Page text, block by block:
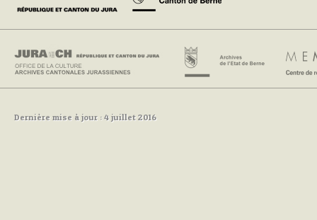
Dernière mise à jour : 4 juillet 2016